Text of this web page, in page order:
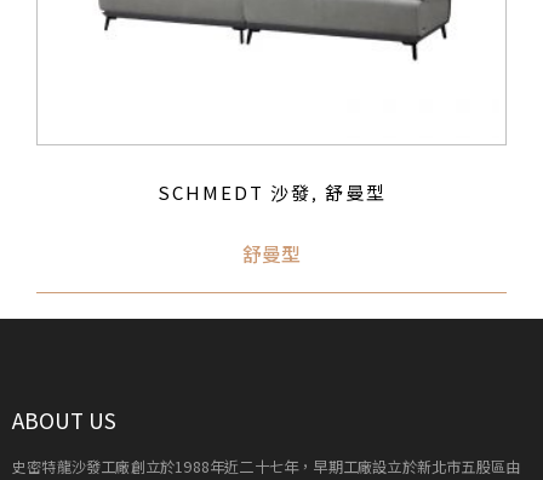
SCHMEDT 沙發, 舒曼型
舒曼型
ABOUT US
史密特龍沙發工廠創立於1988年近二十七年，早期工廠設立於新北市五股區由